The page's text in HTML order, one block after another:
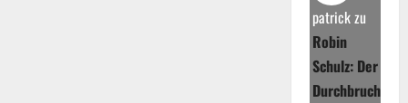
patrickzu
Robin
Schulz: Der
Durchbruch